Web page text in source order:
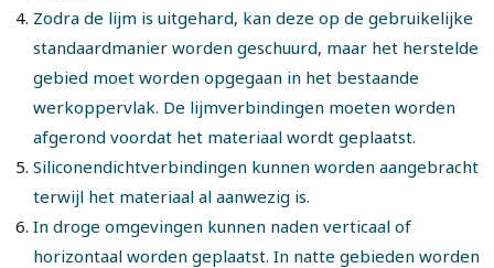
Zodra de lijm is uitgehard, kan deze op de gebruikelijke
standaardmanier worden geschuurd, maar het herstelde
gebied moet worden opgegaan in het bestaande
werkoppervlak. De lijmverbindingen moeten worden
afgerond voordat het materiaal wordt geplaatst.
Siliconendichtverbindingen kunnen worden aangebracht
terwijl het materiaal al aanwezig is.
In droge omgevingen kunnen naden verticaal of
horizontaal worden geplaatst. In natte gebieden worden